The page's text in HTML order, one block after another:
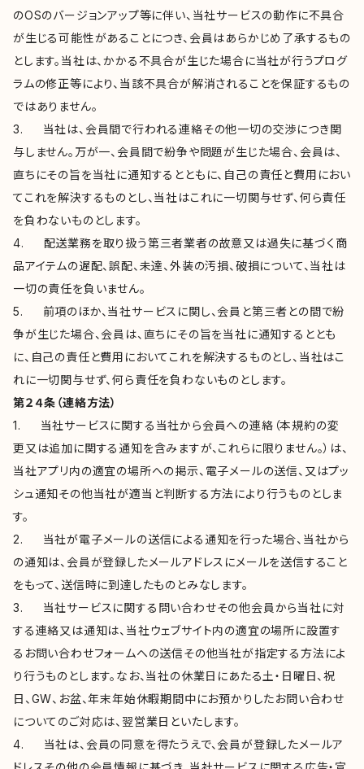
のOSのバージョンアップ等に伴い、当社サービスの動作に不具合
が生じる可能性があることにつき、会員はあらかじめ了承するもの
とします。当社は、かかる不具合が生じた場合に当社が行うプログ
ラムの修正等により、当該不具合が解消されることを保証するもの
ではありません。
3. 当社は、会員間で行われる連絡その他一切の交渉につき関
与しません。万が一、会員間で紛争や問題が生じた場合、会員は、
直ちにその旨を当社に通知するとともに、自己の責任と費用におい
てこれを解決するものとし、当社はこれに一切関与せず、何ら責任
を負わないものとします。
4. 配送業務を取り扱う第三者業者の故意又は過失に基づく商
品アイテムの遅配、誤配、未達、外装の汚損、破損について、当社は
一切の責任を負いません。
5. 前項のほか、当社サービスに関し、会員と第三者との間で紛
争が生じた場合、会員は、直ちにその旨を当社に通知するととも
に、自己の責任と費用においてこれを解決するものとし、当社はこ
れに一切関与せず、何ら責任を負わないものとします。
第２４条（連絡方法）
1. 当社サービスに関する当社から会員への連絡（本規約の変
更又は追加に関する通知を含みますが、これらに限りません。）は、
当社アプリ内の適宜の場所への掲示、電子メールの送信、又はプッ
シュ通知その他当社が適当と判断する方法により行うものとしま
す。
2. 当社が電子メールの送信による通知を行った場合、当社から
の通知は、会員が登録したメールアドレスにメールを送信すること
をもって、送信時に到達したものとみなします。
3. 当社サービスに関する問い合わせその他会員から当社に対
する連絡又は通知は、当社ウェブサイト内の適宜の場所に設置す
るお問い合わせフォームへの送信その他当社が指定する方法によ
り行うものとします。なお、当社の休業日にあたる土・日曜日、祝
日、GW、お盆、年末年始休暇期間中にお預かりしたお問い合わせ
についてのご対応は、翌営業日といたします。
4. 当社は、会員の同意を得たうえで、会員が登録したメールア